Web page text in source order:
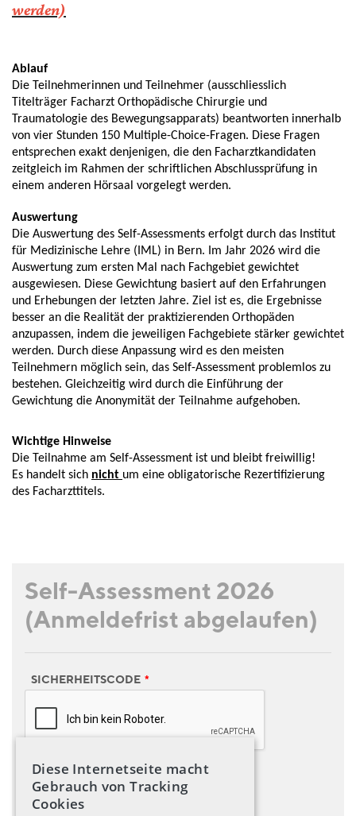
werden)
Ablauf
Die Teilnehmerinnen und Teilnehmer (ausschliesslich
Titelträger Facharzt Orthopädische Chirurgie und
Traumatologie des Bewegungsapparats) beantworten innerhalb
von vier Stunden 150 Multiple-Choice-Fragen. Diese Fragen
entsprechen exakt denjenigen, die den Facharztkandidaten
zeitgleich im Rahmen der schriftlichen Abschlussprüfung in
einem anderen Hörsaal vorgelegt werden.
Auswertung
Die Auswertung des Self-Assessments erfolgt durch das Institut
für Medizinische Lehre (IML) in Bern. Im Jahr 2026 wird die
Auswertung zum ersten Mal nach Fachgebiet gewichtet
ausgewiesen. Diese Gewichtung basiert auf den Erfahrungen
und Erhebungen der letzten Jahre. Ziel ist es, die Ergebnisse
besser an die Realität der praktizierenden Orthopäden
anzupassen, indem die jeweiligen Fachgebiete stärker gewichtet
werden. Durch diese Anpassung wird es den meisten
Teilnehmern möglich sein, das Self-Assessment problemlos zu
bestehen. Gleichzeitig wird durch die Einführung der
Gewichtung die Anonymität der Teilnahme aufgehoben.
Wichtige Hinweise
Die Teilnahme am Self-Assessment ist und bleibt freiwillig!
Es handelt sich nicht um eine obligatorische Rezertifizierung
des Facharzttitels.
Self-Assessment 2026
(Anmeldefrist abgelaufen)
SICHERHEITSCODE *
Diese Internetseite macht
Gebrauch von Tracking
Cookies